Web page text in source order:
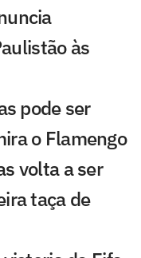
às
pode ser
o Flamengo
volta a ser
taça de